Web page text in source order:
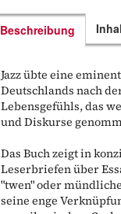
Beschreibung
Jazz übte eine
Deutschlands nach
Lebensgefühls, das
und Diskurse
Das Buch zeigt in
Leserbriefen über
"twen" oder
seine enge